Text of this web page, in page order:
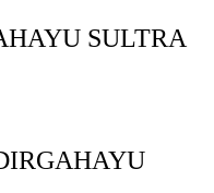
SULTRA